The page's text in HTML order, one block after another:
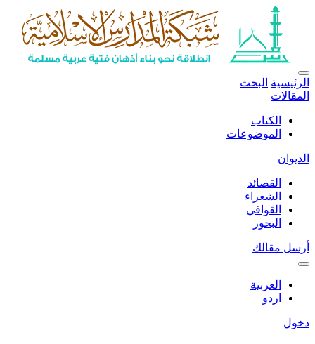
الرئيسية البحث
المقالات
الكتاب
الموضوعات
الديوان
القصائد
الشعراء
القوافي
البحور
أرسل مقالك
العربية
اردو
دخول